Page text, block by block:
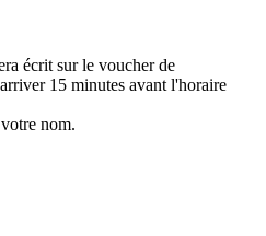
écrit sur le voucher de
15 minutes avant l'horaire
nom.